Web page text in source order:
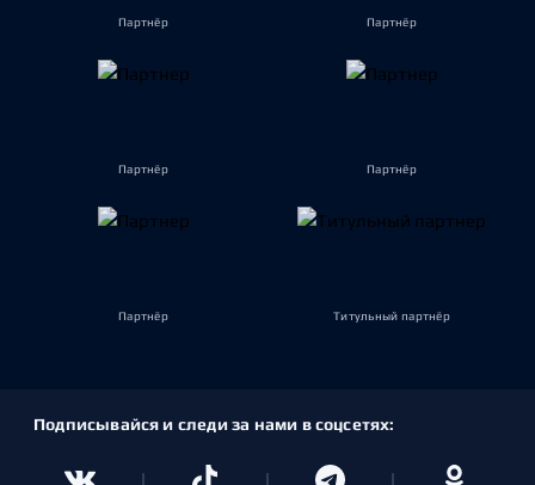
Партнёр Партнёр
Партнёр Партнёр
Партнёр Титульный партнёр
Подписывайся и следи за нами в соцсетях: